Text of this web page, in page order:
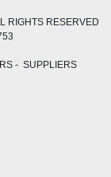
RIGHTS RESERVED
- SUPPLIERS